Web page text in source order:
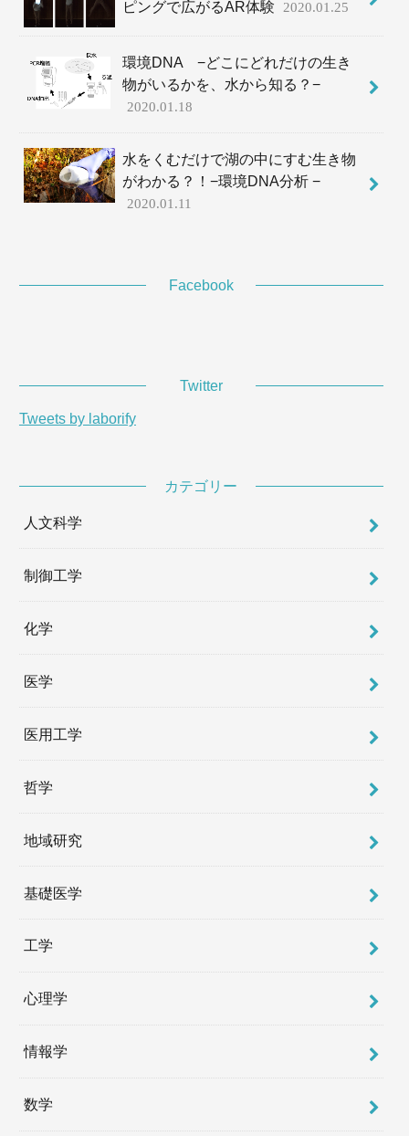
ピングで広がるAR体験 2020.01.25
環境DNA −どこにどれだけの生き
物がいるかを、水から知る？−
2020.01.18
水をくむだけで湖の中にすむ生き物
がわかる？！−環境DNA分析 −
2020.01.11
Facebook
Twitter
Tweets by laborify
カテゴリー
人文科学
制御工学
化学
医学
医用工学
哲学
地域研究
基礎医学
工学
心理学
情報学
数学